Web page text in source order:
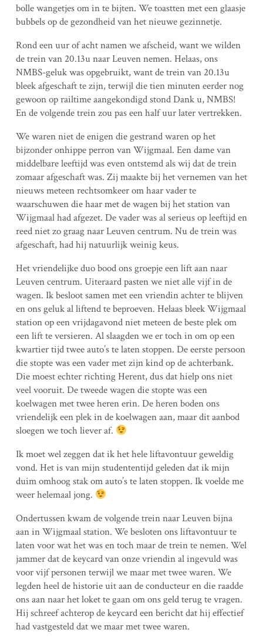
bolle wangetjes om in te bijten. We toastten met een glaasje
bubbels op de gezondheid van het nieuwe gezinnetje.
Rond een uur of acht namen we afscheid, want we wilden
de trein van 20.13u naar Leuven nemen. Helaas, ons
NMBS-geluk was opgebruikt, want de trein van 20.13u
bleek afgeschaft te zijn, terwijl die tien minuten eerder nog
gewoon op railtime aangekondigd stond Dank u, NMBS!
En de volgende trein zou pas een half uur later vertrekken.
We waren niet de enigen die gestrand waren op het
bijzonder onhippe perron van Wijgmaal. Een dame van
middelbare leeftijd was even ontstemd als wij dat de trein
zomaar afgeschaft was. Zij maakte bij het vernemen van het
nieuws meteen rechtsomkeer om haar vader te
waarschuwen die haar met de wagen bij het station van
Wijgmaal had afgezet. De vader was al serieus op leeftijd en
reed niet zo graag naar Leuven centrum. Nu de trein was
afgeschaft, had hij natuurlijk weinig keus.
Het vriendelijke duo bood ons groepje een lift aan naar
Leuven centrum. Uiteraard pasten we niet alle vijf in de
wagen. Ik besloot samen met een vriendin achter te blijven
en ons geluk al liftend te beproeven. Helaas bleek Wijgmaal
station op een vrijdagavond niet meteen de beste plek om
een lift te versieren. Al slaagden we er toch in om op een
kwartier tijd twee auto’s te laten stoppen. De eerste persoon
die stopte was een vader met zijn kind op de achterbank.
Die moest echter richting Herent, dus dat hielp ons niet
veel vooruit. De tweede wagen die stopte was een
koelwagen met twee heren erin. De heren boden ons
vriendelijk een plek in de koelwagen aan, maar dit aanbod
sloegen we toch liever af.
Ik moet wel zeggen dat ik het hele liftavontuur geweldig
vond. Het is van mijn studententijd geleden dat ik mijn
duim omhoog stak om auto’s te laten stoppen. Ik voelde me
weer helemaal jong.
Ondertussen kwam de volgende trein naar Leuven bijna
aan in Wijgmaal station. We besloten ons liftavontuur te
laten voor wat het was en toch maar de trein te nemen. Wel
jammer dat de keycard van onze vriendin al ingevuld was
voor vijf personen terwijl we maar met twee waren. We
legden heel de historie uit aan de conducteur en die raadde
ons aan naar het loket te gaan om ons geld terug te vragen.
Hij schreef achterop de keycard een bericht dat hij effectief
had vastgesteld dat we maar met twee waren.